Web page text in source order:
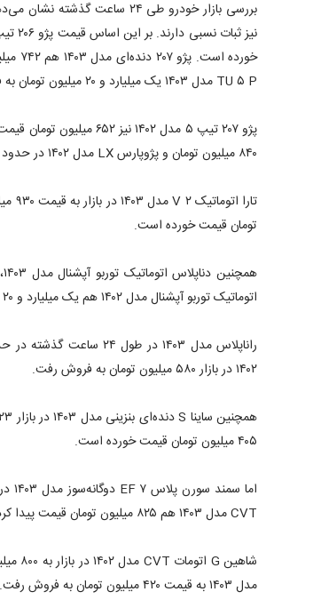
بررسی بازار خودرو طی ۲۴
TU ۵ P مدل ۱۴۰۳ یک میلیارد و ۲۰ میلیون تومان به فروش رفت.
۸۴۰ میلیون تومان و پژوپارس LX مدل ۱۴۰۲ در حدود ۸۲۰ میلیون تومان قیمت خورد.
تومان قیمت خورده است.
اتوماتیک توربو آپشنال مدل ۱۴۰۲ هم یک میلیارد و ۲۰ میلیون تومان قیمت خورده است.
۱۴۰۲ در بازار ۵۸۰ میلیون تومان به فروش رفت.
۴۰۵ میلیون تومان قیمت خورده است.
CVT مدل ۱۴۰۳ هم ۸۲۵ میلیون تومان قیمت پیدا کرد.
مدل ۱۴۰۳ به قیمت ۴۲۰ میلیون تومان به فروش رفت.